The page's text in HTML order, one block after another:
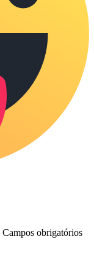
Campos obrigatórios